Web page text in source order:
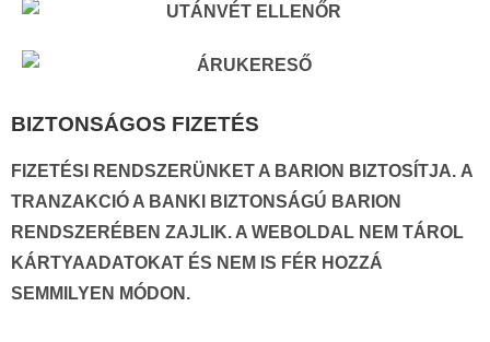
BIZTONSÁGOS FIZETÉS
FIZETÉSI RENDSZERÜNKET A BARION BIZTOSÍTJA. A
TRANZAKCIÓ A BANKI BIZTONSÁGÚ BARION
RENDSZERÉBEN ZAJLIK. A WEBOLDAL NEM TÁROL
KÁRTYAADATOKAT ÉS NEM IS FÉR HOZZÁ
SEMMILYEN MÓDON.